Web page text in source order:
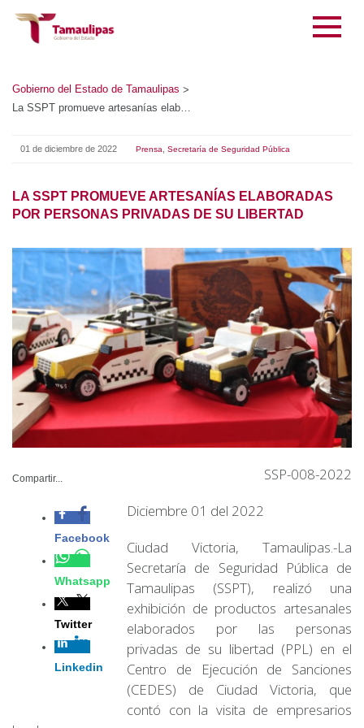
Gobierno del Estado de Tamaulipas>
La SSPT promueve artesanías elaboradas por personas privadas de su libertad
01 de diciembre de 2022 Prensa,Secretaría de Seguridad Pública
LA SSPT PROMUEVE ARTESANÍAS ELABORADAS POR
PERSONAS PRIVADAS DE SU LIBERTAD
Compartir...
Facebook
Whatsapp
Twitter
Linkedin
SSP-008-2022
Diciembre 01 del 2022
Ciudad Victoria, Tamaulipas.-La
Secretaría de Seguridad Pública de
Tamaulipas (SSPT), realizó una
exhibición de productos artesanales
elaborados por las personas
privadas de su libertad (PPL) en el
Centro de Ejecución de Sanciones
(CEDES) de Ciudad Victoria, que
contó con la visita de empresarios